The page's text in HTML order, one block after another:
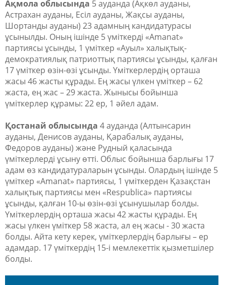
Ақмола облысында 5 ауданда (Ақкөл ауданы,
Астрахан ауданы, Есіл ауданы, Жақсы ауданы,
Шортанды ауданы) 23 адамның кандидатурасы
ұсынылды. Оның ішінде 5 үміткерді «Amanat»
партиясы ұсынды, 1 үміткер «Ауыл» халықтық-
демократиялық патриоттық партиясы ұсынды, қалған
17 үміткер өзін-өзі ұсынды. Үміткерлердің орташа
жасы 46 жасты құрады. Ең жасы үлкен үміткер – 62
жаста, ең жас – 29 жаста. Жынысы бойынша
үміткерлер құрамы: 22 ер, 1 әйел адам.
Қостанай облысында 4 ауданда (Алтынсарин
ауданы, Денисов ауданы, Қарабалық ауданы,
Федоров ауданы) және Рудный қаласында
үміткерлерді ұсыну өтті. Облыс бойынша барлығы 17
адам өз кандидатураларын ұсынды. Олардың ішінде 5
үміткер «Аmanat» партиясы, 1 үміткерден Қазақстан
халықтық партиясы мен «Respublica» партиясы
ұсынды, қалған 10-ы өзін-өзі ұсынушылар болды.
Үміткерлердің орташа жасы 42 жасты құрады. Ең
жасы үлкен үміткер 58 жаста, ал ең жасы - 30 жаста
болды. Айта кету керек, үміткерлердің барлығы – ер
адамдар. 17 үміткердің 15-і мемлекеттік қызметшілер
болды.